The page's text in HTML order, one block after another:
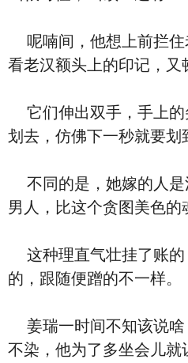
呢喃间，他想上前拦住
看老汉额头上的印记，又
它们伸出双手，手上的
划去，仿佛下一秒就要划
不同的是，她嫁的人是
男人，比这个贪图美色的
这种理直气壮挂了账的
的，跟随便蹭的不一样。
姜瑞一时间不知该说啥
不染，他为了多坐会儿就